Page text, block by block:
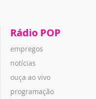
Rádio POP
empregos
notícias
ouça ao vivo
programação